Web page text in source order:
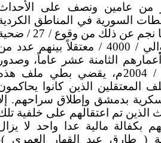
من عامين ونصف على
السورية في المناطق
في 12-13 أذار 2004م، وما نجم عن ذلك من وقوع /
والمئات من الجرحى وحوالي / 4000 / معتقلاً بينهم عدد
أعمارهم الثامنة عشر عاماً،
عفو رئاسي في 31 / 3 / 2004م، يقضي بطي ملف
الذين كانوا
بدمشق وإطلاق سراحهم.
من الأحداث الذين تم اعتقالهم على خلفية
بكفالة مالية عدا واحد لا
( طارق عبد القهار العمري